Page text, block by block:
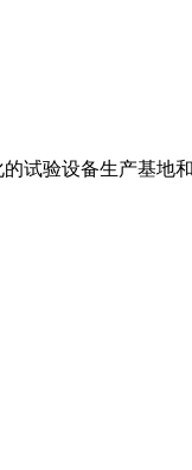
试验设备生产基地和